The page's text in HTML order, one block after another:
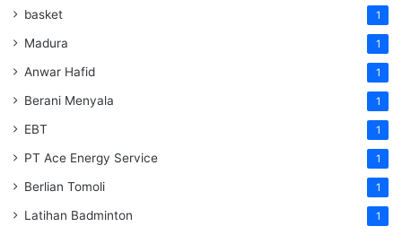
basket 1
Madura 1
Anwar Hafid 1
Berani Menyala 1
EBT 1
PT Ace Energy Service 1
Berlian Tomoli 1
Latihan Badminton 1